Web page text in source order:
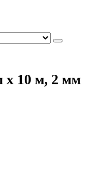
x 10 м, 2 мм